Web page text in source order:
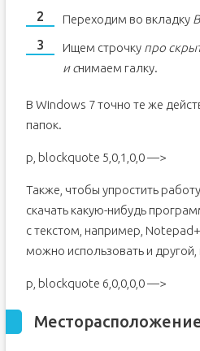
Переходим во вкладку
Ищем строчку про
и снимаем галку.
В Windows 7 точно те же
папок.
p, blockquote 5,0,1,0,0 —>
Также, чтобы упростить
скачать какую-нибудь
с текстом, например,
можно использовать и
p, blockquote 6,0,0,0,0 —>